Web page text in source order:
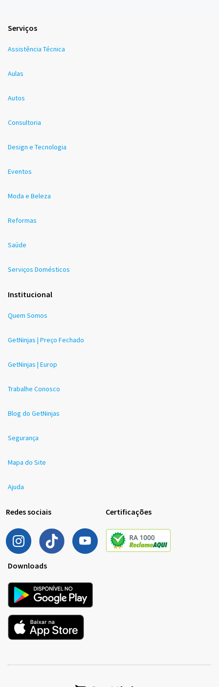
Serviços
Assistência Técnica
Aulas
Autos
Consultoria
Design e Tecnologia
Eventos
Moda e Beleza
Reformas
Saúde
Serviços Domésticos
Institucional
Quem Somos
GetNinjas | Preço Fechado
GetNinjas | Europ
Trabalhe Conosco
Blog do GetNinjas
Segurança
Mapa do Site
Ajuda
Redes sociais Certificações
Downloads